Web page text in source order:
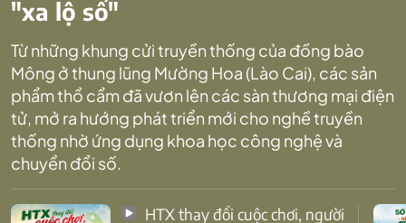
"xa lộ số"
Từ những khung cửi truyền thống của đồng bào
Mông ở thung lũng Mường Hoa (Lào Cai), các sản
phẩm thổ cẩm đã vươn lên các sàn thương mại điện
tử, mở ra hướng phát triển mới cho nghề truyền
thống nhờ ứng dụng khoa học công nghệ và
chuyển đổi số.